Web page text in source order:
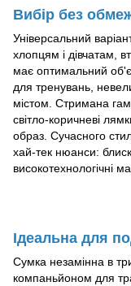
Вибір без
Універсальний
хлопцям і дівчатам,
має оптимальний
для тренувань,
містом. Стримана
світло-коричневі
образ. Сучасного
хай-тек нюанси:
високотехнологічні
Ідеальна для
Сумка незамінна в
компаньйоном для